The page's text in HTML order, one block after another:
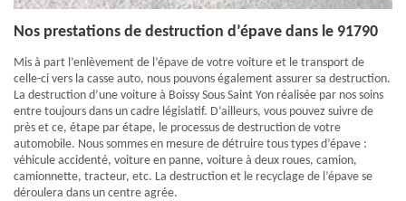
Nos prestations de destruction d’épave dans le 91790
Mis à part l’enlèvement de l’épave de votre voiture et le transport de
celle-ci vers la casse auto, nous pouvons également assurer sa destruction.
La destruction d’une voiture à Boissy Sous Saint Yon réalisée par nos soins
entre toujours dans un cadre législatif. D’ailleurs, vous pouvez suivre de
près et ce, étape par étape, le processus de destruction de votre
automobile. Nous sommes en mesure de détruire tous types d’épave :
véhicule accidenté, voiture en panne, voiture à deux roues, camion,
camionnette, tracteur, etc. La destruction et le recyclage de l’épave se
déroulera dans un centre agrée.